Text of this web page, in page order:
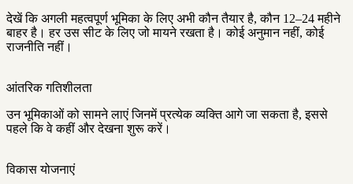
देखें कि अगली महत्वपूर्ण भूमिका के लिए अभी कौन तैयार है, कौन 12–24 महीने
बाहर है। हर उस सीट के लिए जो मायने रखता है। कोई अनुमान नहीं, कोई
राजनीति नहीं।
आंतरिक गतिशीलता
उन भूमिकाओं को सामने लाएं जिनमें प्रत्येक व्यक्ति आगे जा सकता है, इससे
पहले कि वे कहीं और देखना शुरू करें।
विकास योजनाएं